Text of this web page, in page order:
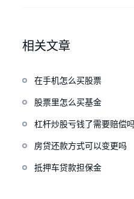
相关文章
在手机怎么买股票
股票里怎么买基金
杠杆炒股亏钱了需要赔偿
房贷还款方式可以变更吗
抵押车贷款担保金